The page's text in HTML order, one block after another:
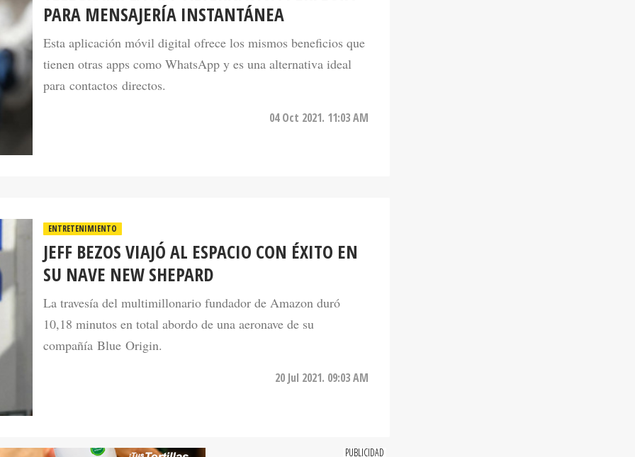
PARA MENSAJERÍA INSTANTÁNEA
Esta aplicación móvil digital ofrece los mismos beneficios que
tienen otras apps como WhatsApp y es una alternativa ideal
para contactos directos.
04 Oct 2021. 11:03 AM
ENTRETENIMIENTO
JEFF BEZOS VIAJÓ AL ESPACIO CON ÉXITO EN
SU NAVE NEW SHEPARD
La travesía del multimillonario fundador de Amazon duró
10,18 minutos en total abordo de una aeronave de su
compañía Blue Origin.
20 Jul 2021. 09:03 AM